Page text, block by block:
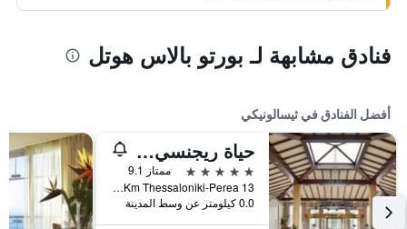
فنادق مشابهة لـ بورتو بالاس هوتل
أفضل الفنادق في ثيسالونيكي
حياة ريجنسي سالونيك
5 نجوم
ممتاز 9.1
13 Km Thessaloniki-Perea, ثيسالونيكي, اليونان
0.0 كيلومتر عن وسط المدينة